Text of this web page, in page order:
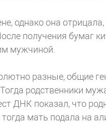
однако она отрицала,
получения бумаг
мужчиной.
разные, общие
родственники
ДНК показал, что
мать подала на